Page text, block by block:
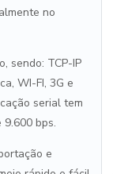
no
sendo: TCP-IP
WI-FI, 3G e
serial tem
bps.
e